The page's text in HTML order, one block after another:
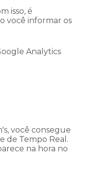
isso, é
você informar os
você consegue
de Tempo Real.
na hora no